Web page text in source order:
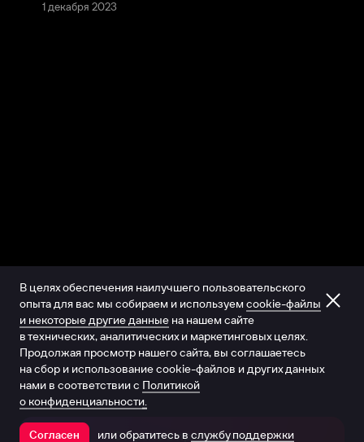
1 декабря 2023
Открыть в приложении
В целях обеспечения наилучшего пользовательского
опыта для вас мы собираем и используем cookie-файлы
и некоторые другие данные на нашем сайте
в технических, аналитических и маркетинговых целях.
Продолжая просмотр нашего сайта, вы соглашаетесь
на сбор и использование cookie-файлов и других данных
нами в соответствии с Политикой
о конфиденциальности.
Согласен или обратитесь в службу поддержки